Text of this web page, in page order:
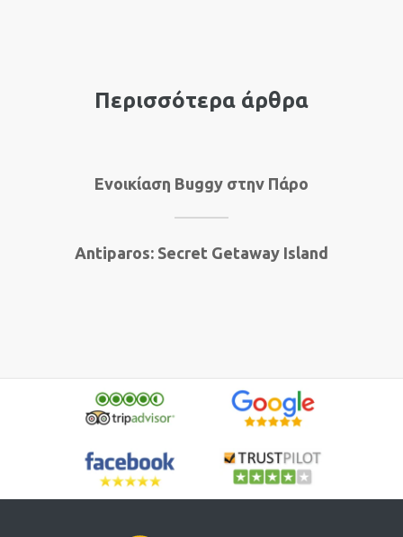
Περισσότερα άρθρα
Ενοικίαση Buggy στην Πάρο
Antiparos: Secret Getaway Island